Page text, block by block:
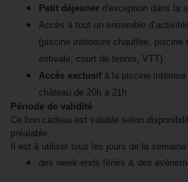
Petit déjeuner d'exception dans la
Accès à tout un ensemble
(piscine intérieure chauffée, piscine
estivale, court de tennis, VTT)
Accès exclusif à la piscine
château de 20h à 21h
Période de validité
Ce bon cadeau est valable selon
préalable.
Il est à utiliser tous les jours de la
des week-ends fériés & des